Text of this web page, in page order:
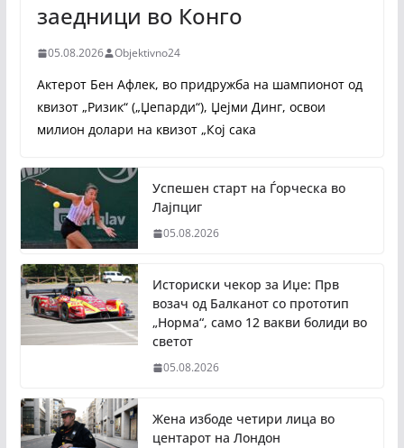
заедници во Конго
05.08.2026 Objektivno24
Актерот Бен Афлек, во придружба на шампионот од
квизот „Ризик“ („Џепарди“), Џејми Динг, освои
милион долари на квизот „Кој сака
Успешен старт на Ѓорческа во
Лајпциг
05.08.2026
Историски чекор за Иџе: Прв
возач од Балканот со прототип
„Норма“, само 12 вакви болиди во
светот
05.08.2026
Жена избоде четири лица во
центарот на Лондон